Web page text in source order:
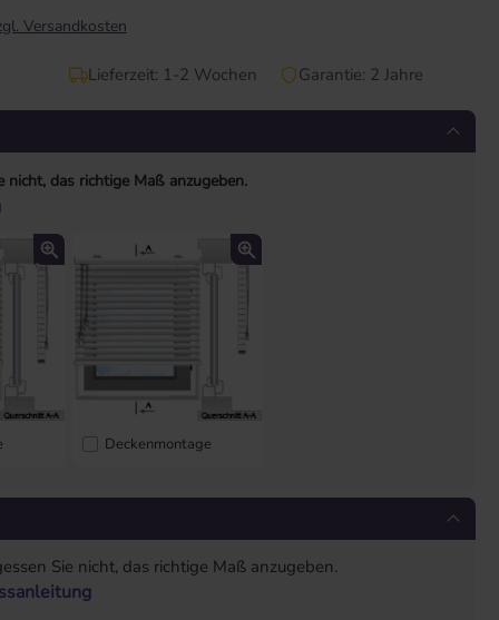
Versandkosten
Lieferzeit: 1-2 Wochen Garantie: 2 Jahre
nicht, das richtige Maß anzugeben.
Deckenmontage
Sie nicht, das richtige Maß anzugeben.